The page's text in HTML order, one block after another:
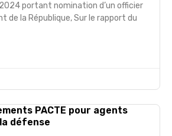
portant nomination d’un officier
de la République, Sur le rapport du
PACTE pour agents
défense